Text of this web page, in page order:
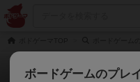
ボードゲームのプレ